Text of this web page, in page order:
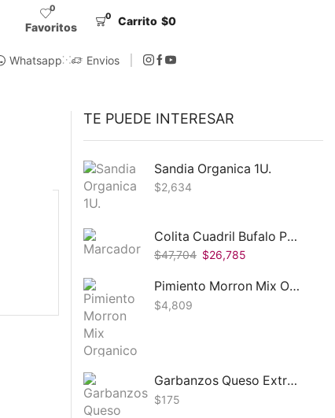
0
Favoritos
0 Carrito $0
Whatsapp Envios
TE PUEDE INTERESAR
Sandia Organica 1U.
$2,634
Colita Cuadril Bufalo Pastoril Fuska 1 Paq
$47,704 $26,785
Pimiento Morron Mix Organico 300G
$4,809
Garbanzos Queso Extras Crocantes Fitbeans 75G
$175